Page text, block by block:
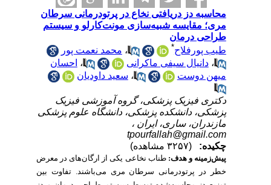
محاسبه دز دریافتی نخاع در پرتودرمانی سرطان
مری؛ مقایسه شبیه‌سازی مونت‌کارلو و سیستم
طراحی درمان
طیب پورفلاح* ،محمد نعمت پور
،دانیال سیفی ماکرانی ،احسان
میهن دوست
،سعید داودیان
دکتری فیزیک پزشکی، گروه آموزشی فیزیک
پزشکی، دانشکده پزشکی، دانشگاه علوم پزشکی
مازندران، ساری، ایران ،
tpourfallah@gmail.com
چکیده:
پیش‌زمینه و هدف: طناب نخاعی یکی از ارگان‌های در معرض
خطر در پرتودرمانی سرطان مری می‌باشند. تفاوت بین